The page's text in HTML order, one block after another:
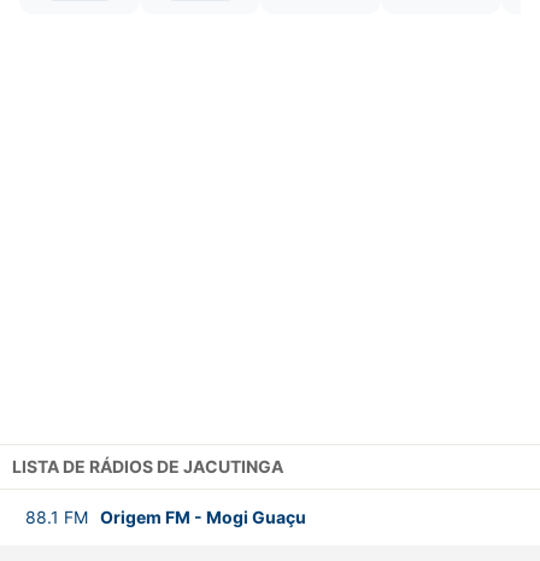
LISTA DE RÁDIOS DE JACUTINGA
88.1 FM Origem FM - Mogi Guaçu